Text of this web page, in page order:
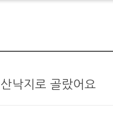
낙지로 골랐어요